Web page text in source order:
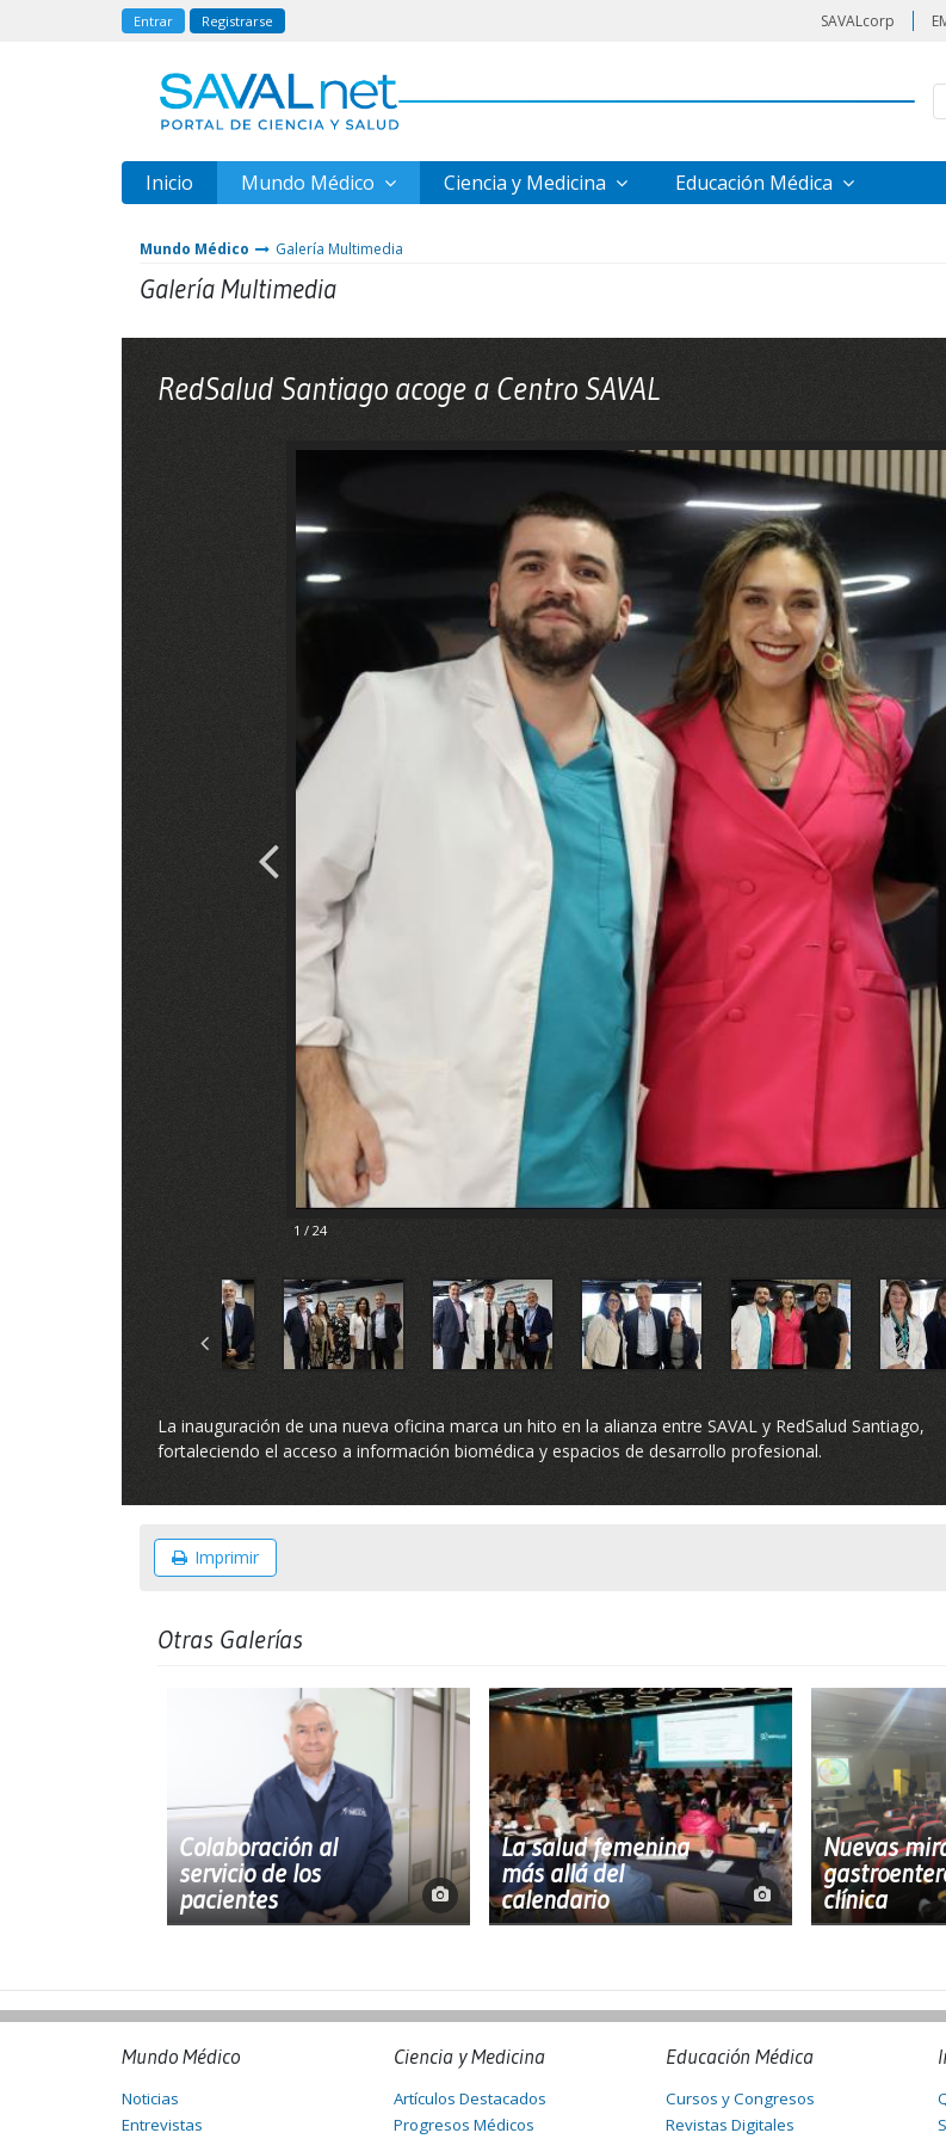
Entrar Registrarse SAVALcorp
Inicio Mundo Médico Ciencia y Medicina Educación Médica
Mundo Médico Galería Multimedia
Galería Multimedia
RedSalud Santiago acoge a Centro SAVAL
1 / 24
La inauguración de una nueva oficina marca un hito en la alianza entre SAVAL y RedSalud Santiago,
fortaleciendo el acceso a información biomédica y espacios de desarrollo profesional.
Imprimir
Otras Galerías
Colaboración al
servicio de los
pacientes
La salud femenina
más allá del
calendario
Nuevas
clínica
Mundo Médico
Noticias
Entrevistas
Ciencia y Medicina
Artículos Destacados
Progresos Médicos
Educación Médica
Cursos y Congresos
Revistas Digitales